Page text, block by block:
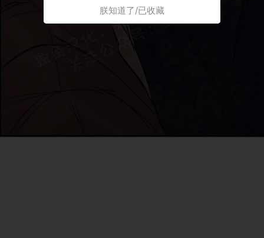
朕知道了/已收藏